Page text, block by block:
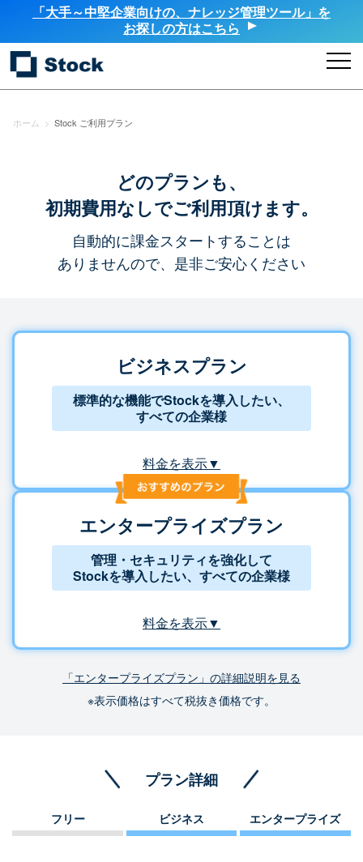
「大手～中堅企業向けの、ナレッジ管理ツール」を
お探しの方はこちら
ホーム > Stock ご利用プラン
どのプランも、
初期費用なしでご利用頂けます。
自動的に課金スタートすることは
ありませんので、是非ご安心ください
ビジネスプラン
標準的な機能でStockを導入したい、
すべての企業様
料金を表示▼
エンタープライズプラン
管理・セキュリティを強化して
Stockを導入したい、すべての企業様
料金を表示▼
「エンタープライズプラン」の詳細説明を見る
※表示価格はすべて税抜き価格です。
プラン詳細
フリー ビジネス エンタープライズ